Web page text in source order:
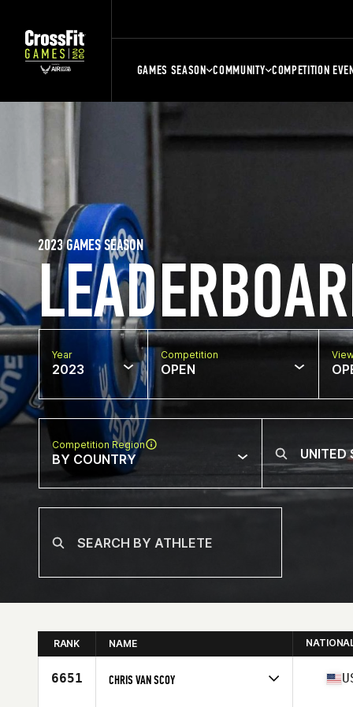
GAMES SEASON COMMUNITY COMPETITION
2023 GAMES SEASON
Year
2023
Competition
OPEN
Competition Region
BY COUNTRY
RANK NAME
6651 CHRIS VAN SCOY